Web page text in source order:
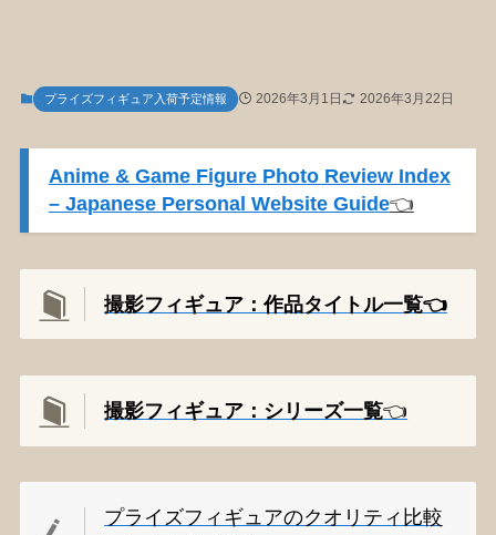
プライズフィギュア入荷予定情報 2026年3月1日 2026年3月22日
Anime & Game Figure Photo Review Index
– Japanese Personal Website Guide👈️
撮影フィギュア：作品タイトル一覧👈️
撮影フィギュア：シリーズ一覧👈️
プライズフィギュアのクオリティ比較